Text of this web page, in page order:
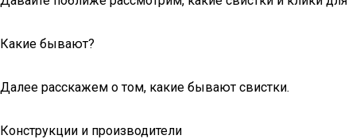
Какие бывают?
Далее расскажем о том, какие бывают свистки.
Конструкции и производители